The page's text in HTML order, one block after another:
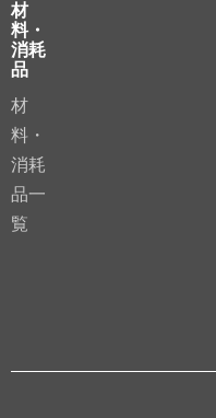
材
料・
消耗
品
材
料・
消耗
品一
覧